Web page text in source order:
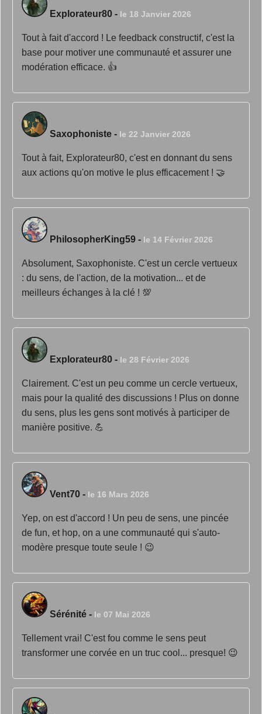
Explorateur80 - le 18 Janvier 2026
Tout à fait d'accord ! Le feedback constructif, c'est la
base pour motiver une communauté et assurer une
modération efficace. 👍
Saxophoniste - le 22 Janvier 2026
Tout à fait, Explorateur80, c'est en donnant du sens
aux actions qu'on motive le plus efficacement ! 🤝
PhilosopherKing59 - le 14 Février 2026
Absolument, Saxophoniste. C'est un cercle vertueux
: du sens, de l'action, de la motivation... et de
meilleurs échanges à la clé ! 💯
Explorateur80 - le 28 Février 2026
Clairement. C'est un peu comme un cercle vertueux,
mais pour la qualité des discussions ! Plus on donne
du sens, plus les gens sont motivés à participer de
manière positive. 💪
Vent70 - le 16 Mars 2026
Yep, on est d'accord ! Un peu de sens, une pincée
de fun, et hop, on a une communauté qui s'auto-
modère presque toute seule ! 😉
Sérénité - le 07 Mai 2026
Tellement vrai! C'est fou comme le sens peut
transformer une corvée en un truc cool... presque! 😉